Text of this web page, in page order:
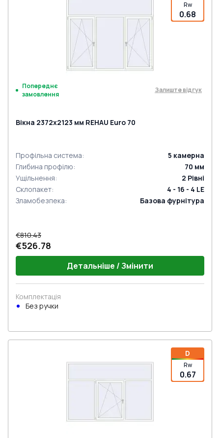
Rw
0.68
Попереднє
замовлення
Залиште відгук
Вікна 2372x2123 мм REHAU Euro 70
Профільна система: 5 камерна
Глибина профілю: 70 мм
Ущільнення: 2 Рівні
Склопакет:
4 - 16 - 4 LE
Зламобезпека: Базова фурнітура
€810.43
€526.78
Детальніше / Змінити
Комплектація
Без ручки
D
Rw
0.67